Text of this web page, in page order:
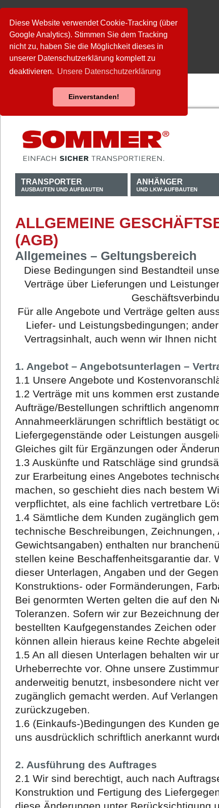
Diese Website verwendet Cookie-Tracking (über
Google Analytics). Stimmen Sie dem Tracking
nicht zu, haben Sie die Möglichkeit dieses in
unserer Datenschutzerklärung komplett zu
deaktivieren. Unsere Datenschutzerklärung
Einverstanden!
TRANSPORTER
AUSBAUTEN UND AUFBAUTEN
ANHÄNGER
UND LKW-AUFBAUTEN
ALLGEMEINE
(AGB)
Allgemeines – Geltungsbereich
Diese Bedingungen sind Bestandteil
Verträge über Lieferungen und
Für alle Angebote und Verträge gelten
Liefer- und Leistungsbedingungen;
Vertragsinhalt, auch wenn wir Ihnen
1. Angebot – Angebotsunterlagen –
1.1 Unsere Angebote und
1.2 Verträge mit uns kommen erst
Aufträge/Bestellungen schriftlich
Annahmeerklärungen schriftlich bestätigt
Liefergegenstände oder Leistungen
Gleiches gilt für Ergänzungen oder
1.3 Auskünfte und Ratschläge sind
zur Erarbeitung eines Angebotes
machen, so geschieht dies nach bestem
verpflichtet, als eine fachlich vertretbare
1.4 Sämtliche dem Kunden zugänglich
technische Beschreibungen,
Gewichtsangaben) enthalten nur
stellen keine Beschaffenheitsgarantie dar.
dieser Unterlagen, Angaben und der
Konstruktions- oder Formänderungen,
Bei genormten Werten gelten die auf den
Toleranzen. Sofern wir zur Bezeichnung
bestellten Kaufgegenstandes Zeichen
können allein hieraus keine Rechte
1.5 An all diesen Unterlagen behalten wir
Urheberrechte vor. Ohne unsere
anderweitig benutzt, insbesondere nicht
zugänglich gemacht werden. Auf
zurückzugeben.
1.6 (Einkaufs-)Bedingungen des Kunden
uns ausdrücklich schriftlich anerkannt
2. Ausführung des Auftrages
2.1 Wir sind berechtigt, auch nach
Konstruktion und Fertigung des